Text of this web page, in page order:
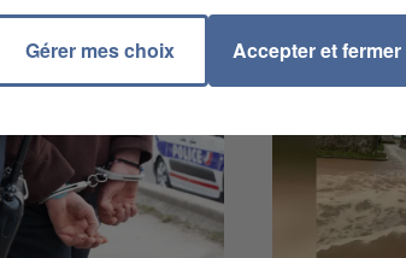
Gérer mes choix Accepter et fermer